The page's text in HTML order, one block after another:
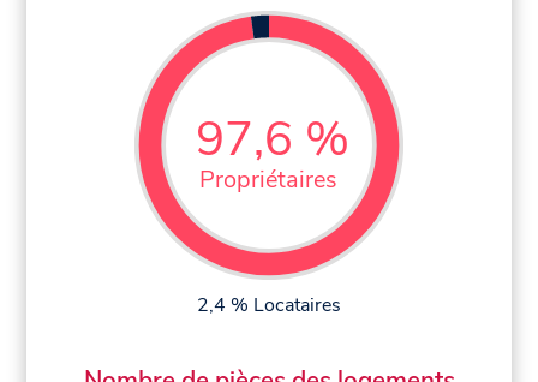
97,6 %
Propriétaires
2,4 % Locataires